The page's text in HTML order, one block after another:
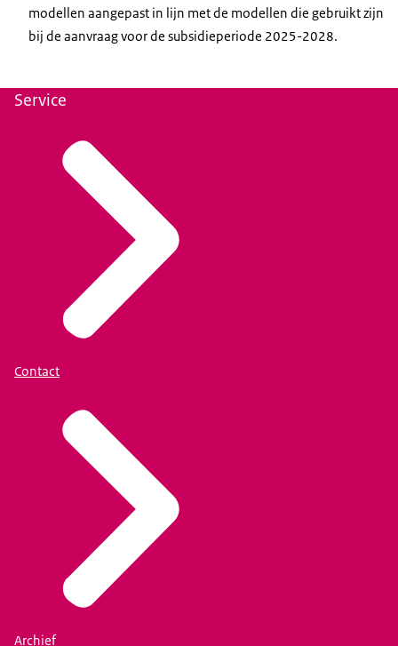
modellen aangepast in lijn met de modellen die gebruikt zijn
bij de aanvraag voor de subsidieperiode 2025-2028.
Service
Contact
Archief